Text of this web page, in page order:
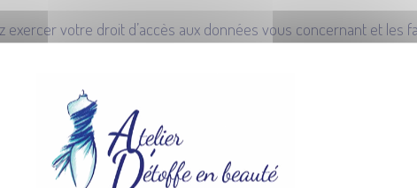
votre droit d’accès aux données vous concernant et
EN BEAUTÉ
EN BEAUTÉ. Elles ne sont pas vendues ou louées.